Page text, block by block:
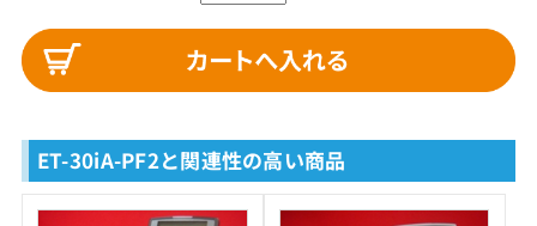
ET-30iA-PF2と関連性の高い商品